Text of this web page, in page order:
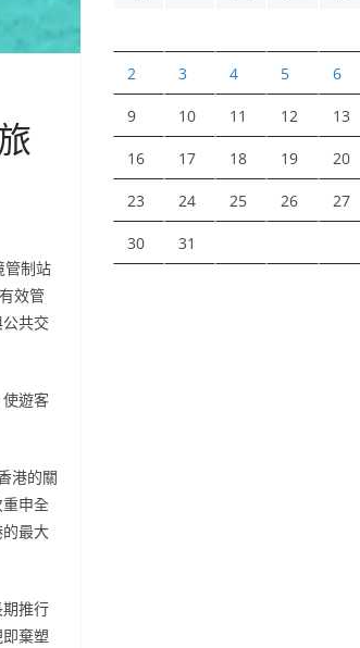
管制站
效管
共交
遊客
港的關
申全
最大
推行
棄塑
2 3 4 5 6
9 10 11 12 13
16 17 18 19 20
23 24 25 26 27
30 31